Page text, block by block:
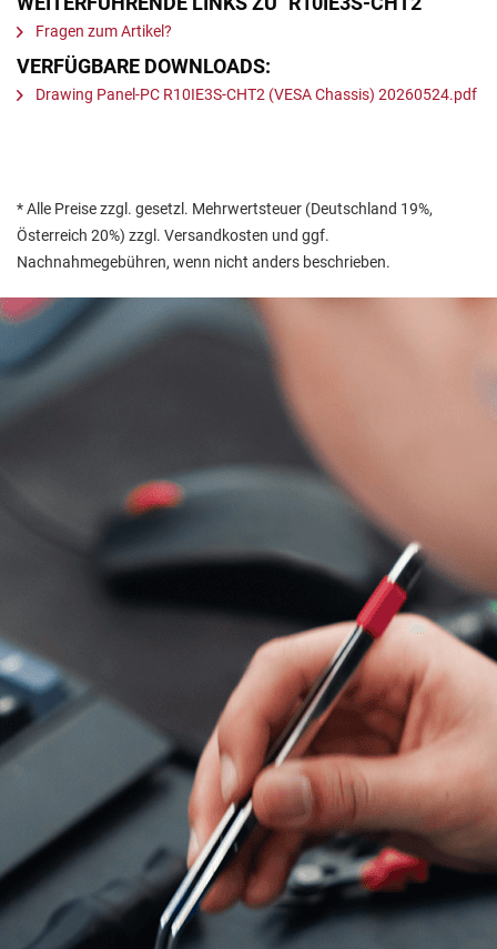
Fragen zum Artikel?
VERFÜGBARE DOWNLOADS:
Drawing Panel-PC R10IE3S-CHT2 (VESA Chassis) 20260524.pdf
* Alle Preise zzgl. gesetzl. Mehrwertsteuer (Deutschland 19%,
Österreich 20%) zzgl. Versandkosten und ggf.
Nachnahmegebühren, wenn nicht anders beschrieben.